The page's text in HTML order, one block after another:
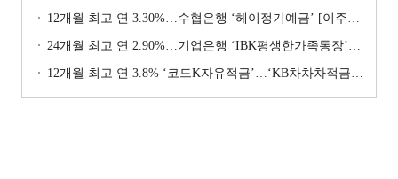
12개월 최고 연 3.30%…수협은행 ‘헤이정기예금’ [이주의 은행 예금금리-1월 2주]
24개월 최고 연 2.90%…기업은행 ‘IBK평생한가족통장’ [이주의 은행 예금금리-1월 2주]
12개월 최고 연 3.8% ‘코드K자유적금’…‘KB차차차적금’ 8% 이자 [이주의 은행 적금금리-1월 2주]